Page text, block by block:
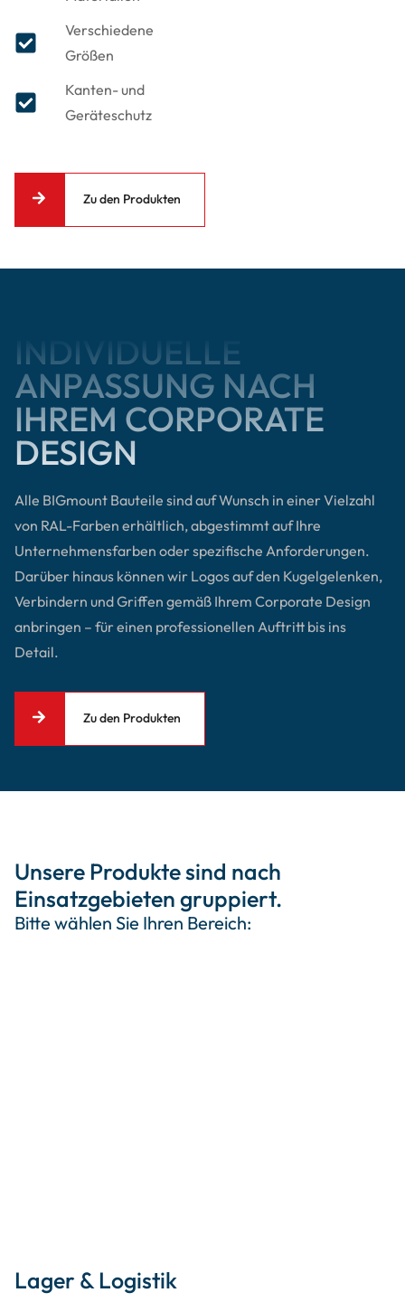
Verschiedene
Größen
Kanten- und
Geräteschutz
Zu den Produkten
INDIVIDUELLE
ANPASSUNG NACH
IHREM CORPORATE
DESIGN
Alle BIGmount Bauteile sind auf Wunsch in einer Vielzahl
von RAL-Farben erhältlich, abgestimmt auf Ihre
Unternehmensfarben oder spezifische Anforderungen.
Darüber hinaus können wir Logos auf den Kugelgelenken,
Verbindern und Griffen gemäß Ihrem Corporate Design
anbringen – für einen professionellen Auftritt bis ins
Detail.
Zu den Produkten
Unsere Produkte sind nach
Einsatzgebieten gruppiert.
Bitte wählen Sie Ihren Bereich:
Lager & Logistik